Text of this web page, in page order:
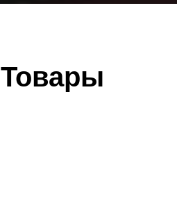
Товары